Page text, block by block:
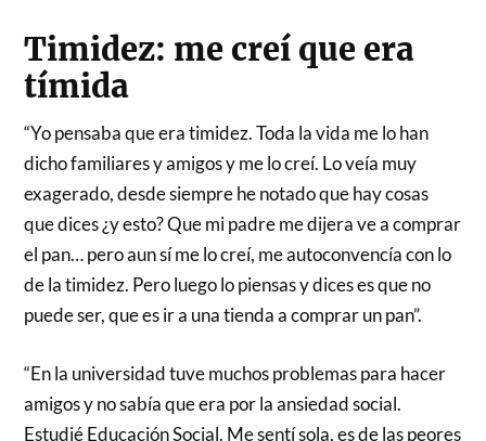
Timidez: me creí que era
tímida
“Yo pensaba que era timidez. Toda la vida me lo han
dicho familiares y amigos y me lo creí. Lo veía muy
exagerado, desde siempre he notado que hay cosas
que dices ¿y esto? Que mi padre me dijera ve a comprar
el pan… pero aun sí me lo creí, me autoconvencía con lo
de la timidez. Pero luego lo piensas y dices es que no
puede ser, que es ir a una tienda a comprar un pan”.
“En la universidad tuve muchos problemas para hacer
amigos y no sabía que era por la ansiedad social.
Estudié Educación Social. Me sentí sola, es de las peores